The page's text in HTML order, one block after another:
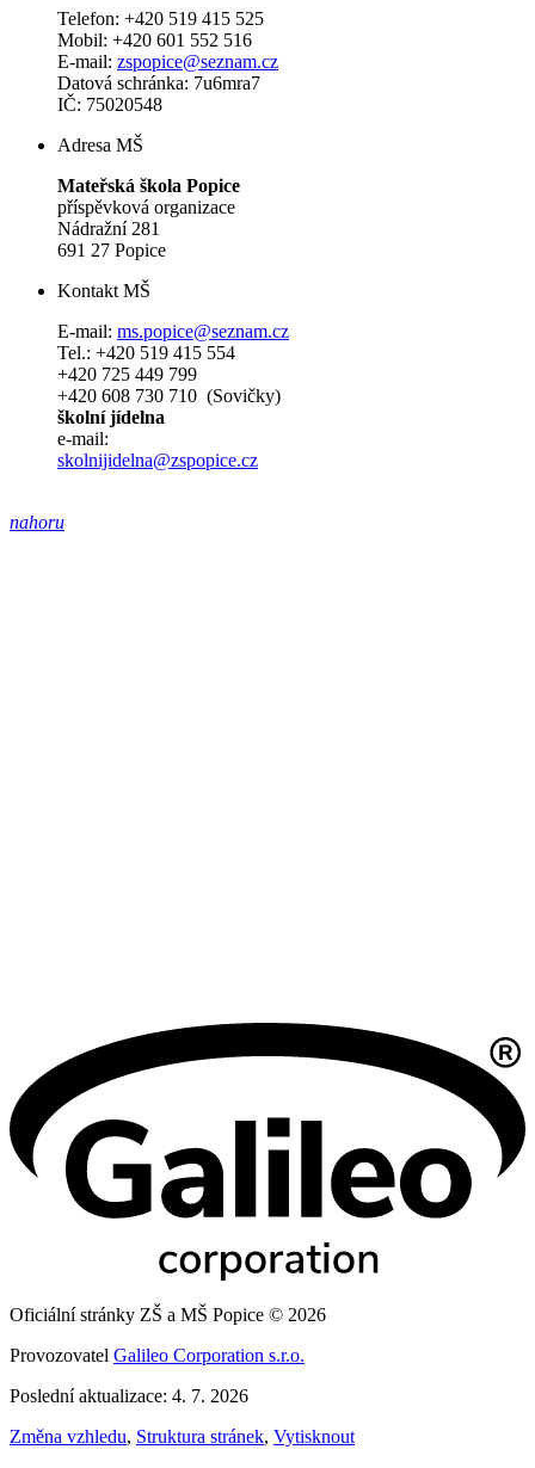
Telefon: +420 519 415 525
Mobil: +420 601 552 516
E-mail: zspopice@seznam.cz
Datová schránka: 7u6mra7
IČ: 75020548
Adresa MŠ
Mateřská škola Popice
příspěvková organizace
Nádražní 281
691 27 Popice
Kontakt MŠ
E-mail: ms.popice@seznam.cz
Tel.: +420 519 415 554
+420 725 449 799
+420 608 730 710 (Sovičky)
školní jídelna
e-mail:
skolnijidelna@zspopice.cz
nahoru
Oficiální stránky ZŠ a MŠ Popice © 2026
Provozovatel Galileo Corporation s.r.o.
Poslední aktualizace: 4. 7. 2026
Změna vzhledu, Struktura stránek, Vytisknout